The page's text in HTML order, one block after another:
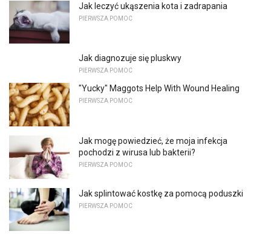
Jak leczyć ukąszenia kota i zadrapania
PIERWSZA POMOC
Jak diagnozuje się pluskwy
PIERWSZA POMOC
"Yucky" Maggots Help With Wound Healing
PIERWSZA POMOC
Jak mogę powiedzieć, że moja infekcja
pochodzi z wirusa lub bakterii?
PIERWSZA POMOC
Jak splintować kostkę za pomocą poduszki
PIERWSZA POMOC